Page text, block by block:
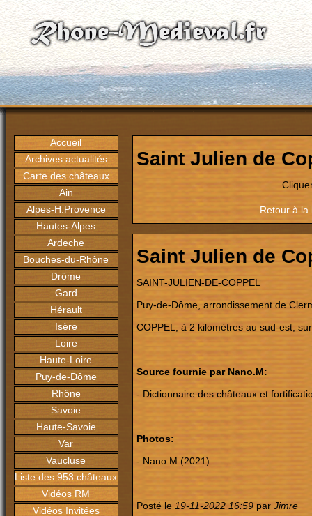
Accueil
Archives actualités
Carte des châteaux
Ain
Alpes-H.Provence
Hautes-Alpes
Ardeche
Bouches-du-Rhône
Drôme
Gard
Hérault
Isère
Loire
Haute-Loire
Puy-de-Dôme
Rhône
Savoie
Haute-Savoie
Var
Vaucluse
Liste des 953 châteaux
Vidéos RM
Vidéos Invitées
Saint Julien de
Retour à la
Saint Julien de
SAINT-JULIEN-DE-COPPEL
Puy-de-Dôme, arrondissement de
COPPEL, à 2 kilomètres au sud-est,
Source fournie par Nano.M:
- Dictionnaire des châteaux et
Photos:
- Nano.M (2021)
Posté le 19-11-2022 16:59 par Jimre